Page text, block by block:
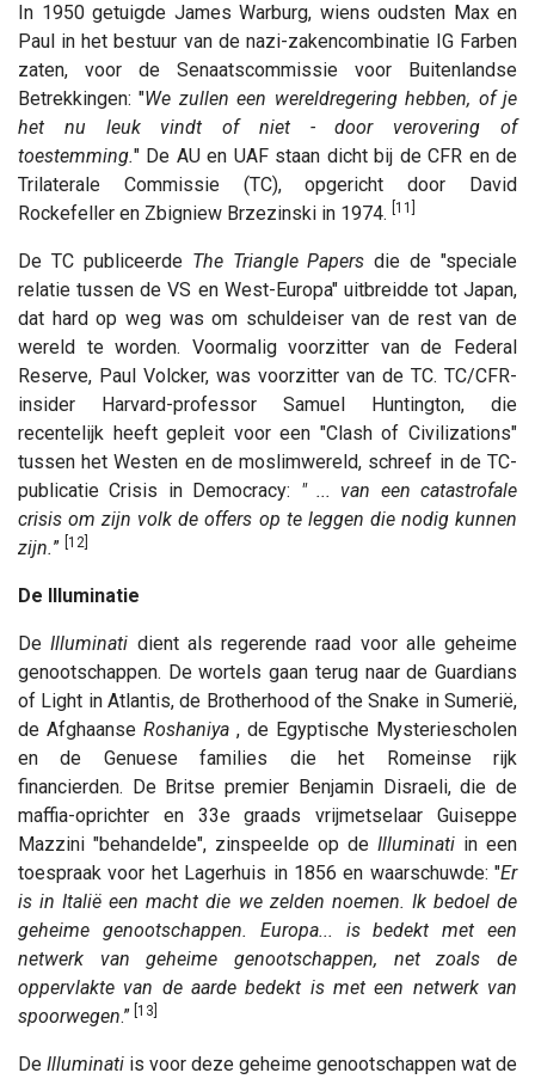
In 1950 getuigde James Warburg, wiens oudsten Max en
Paul in het bestuur van de nazi-zakencombinatie IG Farben
zaten, voor de Senaatscommissie voor Buitenlandse
Betrekkingen: "We zullen een wereldregering hebben, of je
het nu leuk vindt of niet - door verovering of
toestemming." De AU en UAF staan ​​dicht bij de CFR en de
Trilaterale Commissie (TC), opgericht door David
Rockefeller en Zbigniew Brzezinski in 1974.
[11]
De TC publiceerde The Triangle Papers die de "speciale
relatie tussen de VS en West-Europa" uitbreidde tot Japan,
dat hard op weg was om schuldeiser van de rest van de
wereld te worden. Voormalig voorzitter van de Federal
Reserve, Paul Volcker, was voorzitter van de TC. TC/CFR-
insider Harvard-professor Samuel Huntington, die
recentelijk heeft gepleit voor een "Clash of Civilizations"
tussen het Westen en de moslimwereld, schreef in de TC-
publicatie Crisis in Democracy: " ... van een catastrofale
crisis om zijn volk de offers op te leggen die nodig kunnen
zijn.” [12]
De Illuminatie
DeIlluminati dient als regerende raad voor alle geheime
genootschappen. De wortels gaan terug naar de Guardians
of Light in Atlantis, de Brotherhood of the Snake in Sumerië,
de Afghaanse Roshaniya , de Egyptische Mysteriescholen
en de Genuese families die het Romeinse rijk
financierden. De Britse premier Benjamin Disraeli, die de
maffia-oprichter en 33e graads vrijmetselaar Guiseppe
Mazzini "behandelde", zinspeelde op de Illuminati in een
toespraak voor het Lagerhuis in 1856 en waarschuwde: "Er
is in Italië een macht die we zelden noemen. Ik bedoel de
geheime genootschappen. Europa... is bedekt met een
netwerk van geheime genootschappen, net zoals de
oppervlakte van de aarde bedekt is met een netwerk van
spoorwegen.” [13]
De Illuminati is voor deze geheime genootschappen wat de